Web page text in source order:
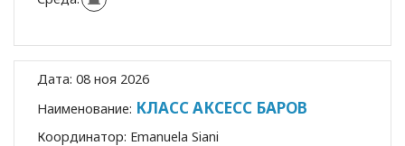
Дата: 08 ноя 2026
Наименование: КЛАСС АКСЕСС БАРОВ
Координатор: Emanuela Siani